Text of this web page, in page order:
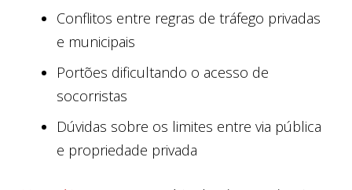
Conflitos entre regras de tráfego privadas
e municipais
Portões dificultando o acesso de
socorristas
Dúvidas sobre os limites entre via pública
e propriedade privada